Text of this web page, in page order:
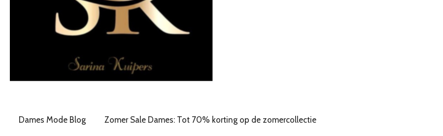
Dames Mode Blog Zomer Sale Dames: Tot 70% korting op de zomercollectie